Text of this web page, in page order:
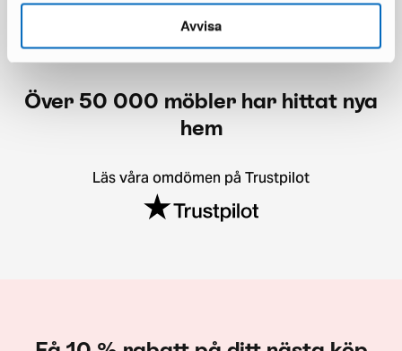
Avvisa
Över 50 000 möbler har hittat nya
hem
Läs våra omdömen på Trustpilot